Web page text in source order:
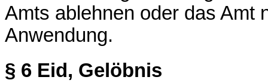
Amts ablehnen oder das Amt
Anwendung.
§ 6 Eid, Gelöbnis